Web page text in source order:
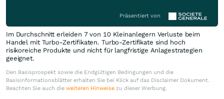
Präsentiert von
Im Durchschnitt erleiden 7 von 10 Kleinanlegern Verluste beim
Handel mit Turbo-Zertifikaten. Turbo-Zertifikate sind hoch
risikoreiche Produkte und nicht für langfristige Anlagestrategien
geeignet.
Den Basisprospekt sowie die Endgültigen Bedingungen und die
Basisinformationsblätter erhalten Sie bei Klick auf das Disclaimer Dokument.
Beachten Sie auch die weiteren Hinweise zu dieser Werbung.